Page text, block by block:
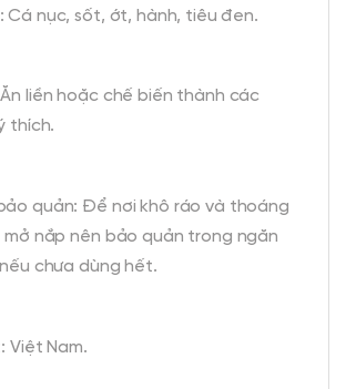
Cá nục, sốt, ớt, hành, tiêu đen.
liền hoặc chế biến thành các
thích.
quản: Để nơi khô ráo và thoáng
mở nắp nên bảo quản trong ngăn
chưa dùng hết.
Việt Nam.